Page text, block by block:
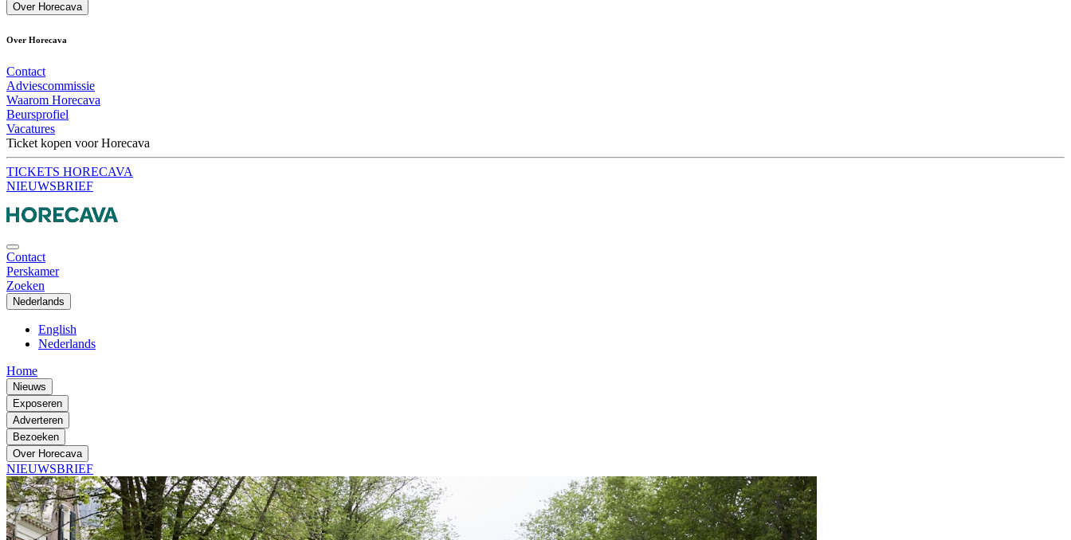
Over Horecava
Over Horecava
Contact
Adviescommissie
Waarom Horecava
Beursprofiel
Vacatures
Ticket kopen voor Horecava
TICKETS HORECAVA
NIEUWSBRIEF
Contact
Perskamer
Zoeken
Nederlands
English
Nederlands
Home
Nieuws
Exposeren
Adverteren
Bezoeken
Over Horecava
NIEUWSBRIEF